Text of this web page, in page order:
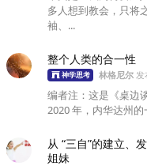
多人想到教会，只将
袖、...
整个人类的合一性
神学思考 林格尼尔 发
编者注：这是《桌边
2020 年，内华达州
从 “三自”的建立
姐妹